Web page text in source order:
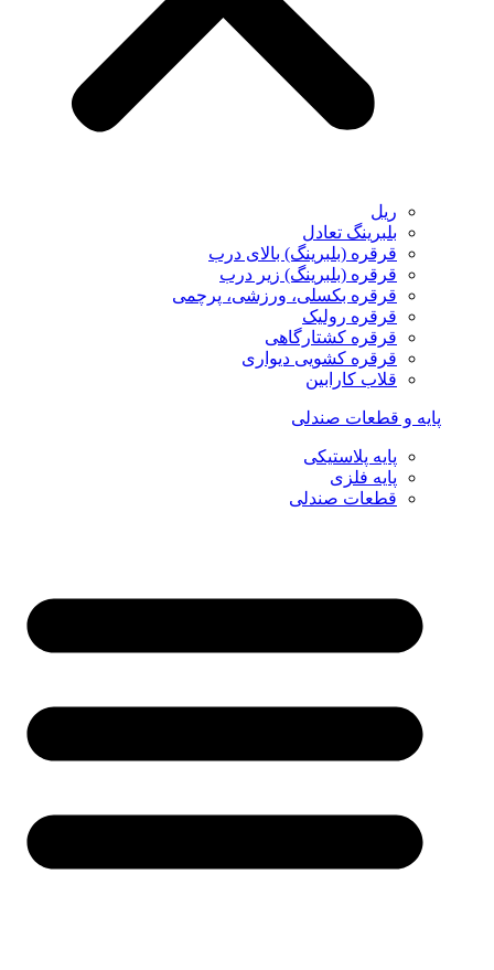
ریل
بلبرینگ تعادل
قرقره (بلبرینگ) بالای درب
قرقره (بلبرینگ) زیر درب
قرقره بکسلی، ورزشی، پرچمی
قرقره رولیک
قرقره کشتارگاهی
قرقره کشویی دیواری
قلاب کارابین
پایه و قطعات صندلی
پایه پلاستیکی
پایه فلزی
قطعات صندلی